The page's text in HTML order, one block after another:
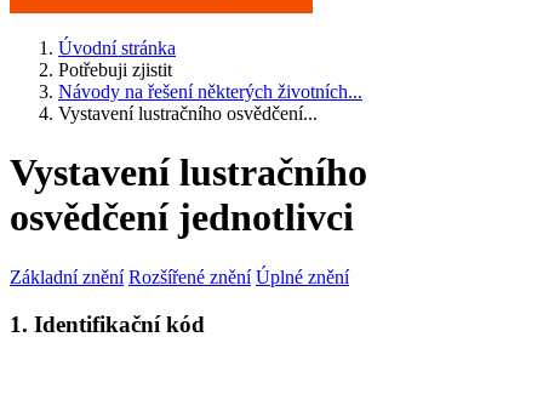
Úvodní stránka
Potřebuji zjistit
Návody na řešení některých životních...
Vystavení lustračního osvědčení...
Vystavení lustračního
osvědčení jednotlivci
Základní znění Rozšířené znění Úplné znění
1. Identifikační kód